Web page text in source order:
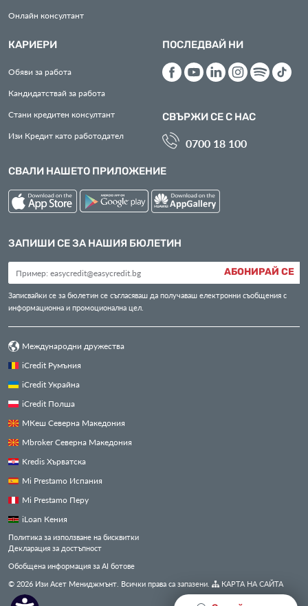
Онлайн консултант
КАРИЕРИ
Обяви за работа
Кандидатствай за работа
Стани кредитен консултант
Изи Кредит като работодател
ПОСЛЕДВАЙ НИ
СВЪРЖИ СЕ С НАС
0700 18 100
СВАЛИ НАШЕТО ПРИЛОЖЕНИЕ
ЗАПИШИ СЕ ЗА НАШИЯ БЮЛЕТИН
АБОНИРАЙ СЕ
Записвайки се за бюлетин се съгласяваш да получаваш електронни съобщения с
информационна и промоционална цел.
Международни дружества
iCredit Румъния
iCredit Украйна
iCredit Полша
МКеш Северна Македония
Mbroker Северна Македония
Kredis Хърватска
Mi Prestamo Испания
Mi Prestamo Перу
iLoan Кения
Политика за използване на бисквитки
Декларация за достъпност
Обобщена информация за AI ботове
© 2026 Изи Асет Мениджмънт. Всички права са запазени.
КАРТА НА САЙТА